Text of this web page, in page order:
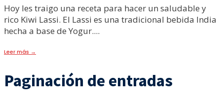
Hoy les traigo una receta para hacer un saludable y
rico Kiwi Lassi. El Lassi es una tradicional bebida India
hecha a base de Yogur....
Leer más →
Paginación de entradas